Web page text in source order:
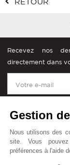
Recevez nos
directement dans
Mentions légales
Gestion
Nous utilisons des
site. Vous
préférences à l'aide